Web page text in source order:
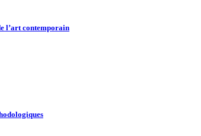
l’art contemporain